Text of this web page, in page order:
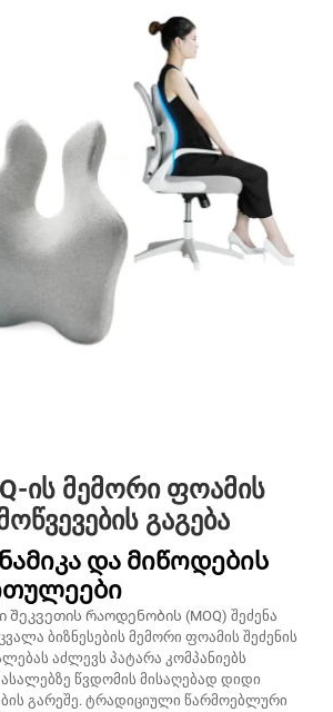
ის მემორი ფოამის
გაგება
და მიწოდების
რაოდენობის (MOQ) შეძენა
ბიზნესების მემორი ფოამის შეძენის
აძლევს პატარა კომპანიებს
წვდომის მისაღებად დიდი
გარეშე. ტრადიციული წარმოებლური